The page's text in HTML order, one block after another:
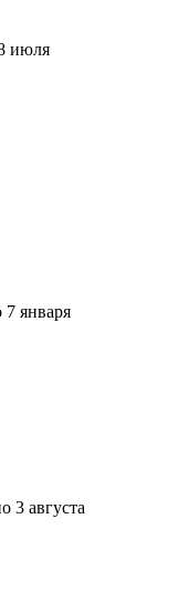
июля
7 января
3 августа